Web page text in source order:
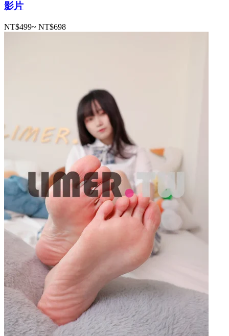
影片
NT$499~ NT$698